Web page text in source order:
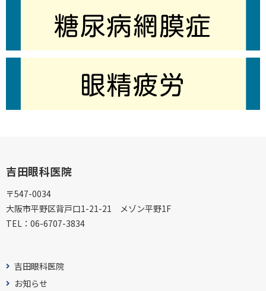
吉田眼科医院
〒547-0034
大阪市平野区背戸口1-21-21 メゾン平野1F
TEL： 06-6707-3834
吉田眼科医院
お知らせ